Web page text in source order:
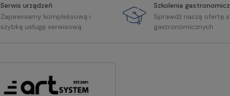
Serwis urządzeń
Zapewniamy kompleksową i
szybką usługę serwisową
Szkolenia
Sprawdź naszą ofertę
gastronomicznych